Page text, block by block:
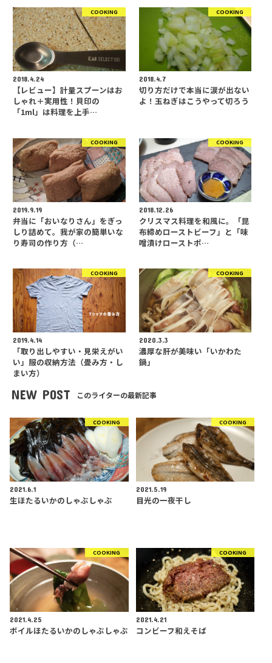
COOKING
2018.4.24
【レビュー】計量スプーンはお
しゃれ＋実用性！貝印の
「1ml」は料理を上手…
COOKING
2018.4.7
切り方だけで本当に涙が出ない
よ！玉ねぎはこうやって切ろう
COOKING
2019.9.19
弁当に「おいなりさん」をぎっ
しり詰めて。我が家の簡単いな
り寿司の作り方（…
COOKING
2018.12.26
クリスマス料理を和風に。「昆
布締めローストビーフ」と「味
噌漬けローストポ…
COOKING
2019.4.14
「取り出しやすい・見栄えがい
い」服の収納方法（畳み方・し
まい方）
COOKING
2020.3.3
濃厚な肝が美味い「いかわた
鍋」
NEW POST このライターの最新記事
COOKING
2021.6.1
生ほたるいかのしゃぶしゃぶ
COOKING
2021.5.19
目光の一夜干し
COOKING
2021.4.25
ボイルほたるいかのしゃぶしゃぶ
COOKING
2021.4.21
コンビーフ和えそば